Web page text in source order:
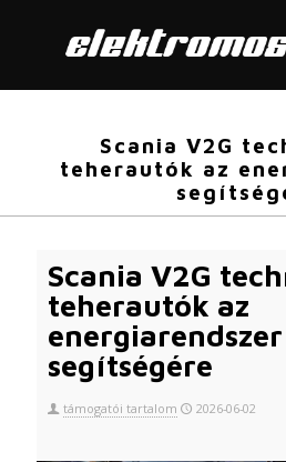
Scania V2G
teherautók az
Scania V2G
teherautók az
energiarendszer
segítségére
támogatói tartalom 2026-06-02